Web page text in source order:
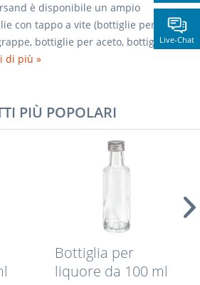
Live-Chat
è disponibile un ampio
con tappo a vite (bottiglie per
bottiglie per aceto, bottiglie per
di più »
PIÙ POPOLARI
Bottiglia per
liquore da 100 ml